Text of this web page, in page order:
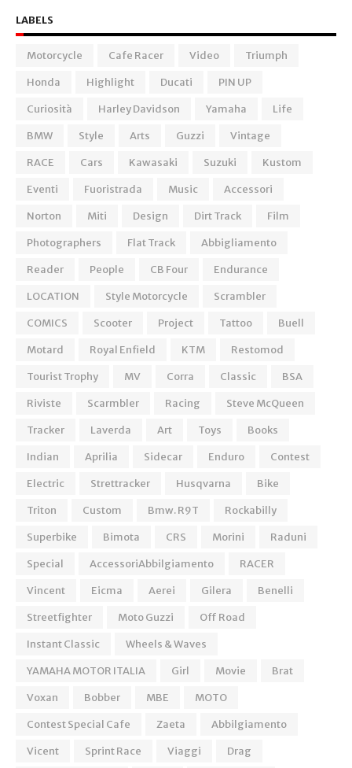
LABELS
Motorcycle Cafe Racer Video
Triumph
Honda
Highlight Ducati
PIN UP
Curiosità
Harley Davidson Yamaha
Life
BMW
Style Arts Guzzi
Vintage
RACE
Cars Kawasaki Suzuki
Kustom
Eventi
Fuoristrada Music
Accessori
Norton
Miti Design Dirt Track
Film
Photographers
Flat Track
Abbigliamento
Reader
People CB Four
Endurance
LOCATION
Style Motorcycle
Scrambler
COMICS
Scooter Project Tattoo
Buell
Motard
Royal Enfield KTM
Restomod
Tourist Trophy
MV Corra Classic
BSA
Riviste
Scarmbler Racing
Steve McQueen
Tracker
Laverda Art Toys
Books
Indian
Aprilia Sidecar Enduro
Contest
Electric
Strettracker Husqvarna
Bike
Triton
Custom Bmw. R9T
Rockabilly
Superbike
Bimota CRS Morini
Raduni
Special
AccessoriAbbilgiamento
RACER
Vincent
Eicma Aerei Gilera
Benelli
Streetfighter
Moto Guzzi
Off Road
Instant Classic
Wheels & Waves
YAMAHA MOTOR ITALIA
Girl Movie
Brat
Voxan
Bobber MBE
MOTO
Contest Special Cafe
Zaeta
Abbilgiamento
Vicent
Sprint Race Viaggi
Drag